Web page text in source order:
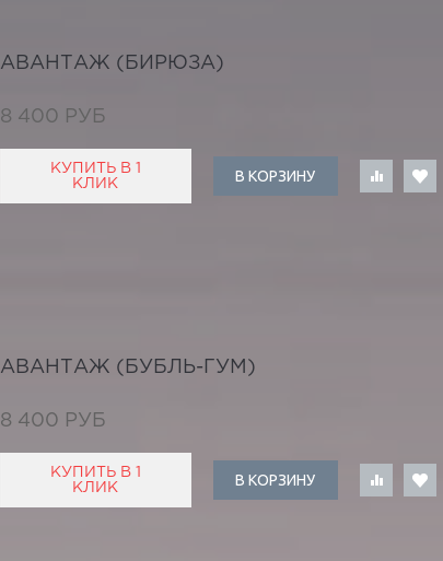
АВАНТАЖ (БИРЮЗА)
8 400 РУБ
КУПИТЬ В 1
КЛИК
В КОРЗИНУ
АВАНТАЖ (БУБЛЬ-ГУМ)
8 400 РУБ
КУПИТЬ В 1
КЛИК
В КОРЗИНУ